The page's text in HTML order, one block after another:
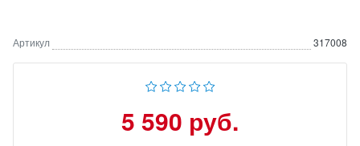
Артикул 317008
5 590 руб.